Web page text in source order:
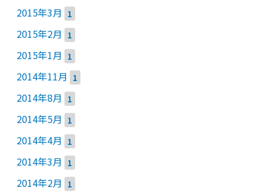
2015年3月 1
2015年2月 1
2015年1月 1
2014年11月 1
2014年8月 1
2014年5月 1
2014年4月 1
2014年3月 1
2014年2月 1